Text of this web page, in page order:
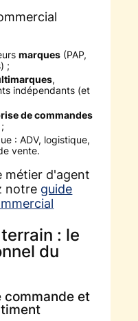
marques (PAP,
;
,
indépendants (et
de commandes
: ADV, logistique,
vente.
métier d'agent
notre guide
: le
du
commande et